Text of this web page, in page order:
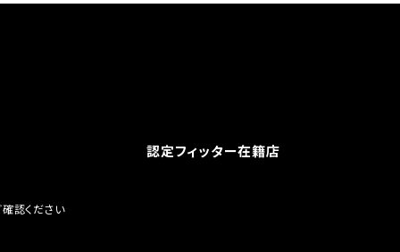
認定フィッター在籍店
認ください